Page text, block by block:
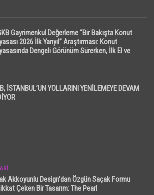
Gayrimenkul Değerleme “Bir Bakışta Konut
2026 İlk Yarıyıl” Araştırması: Konut
Dengeli Görünüm Sürerken, İlk El ve
İSTANBUL’UN YOLLARINI YENİLEMEYE DEVAM
Akkoyunlu Design’dan Özgün Saçak Formu
Çeken Bir Tasarım: The Pearl